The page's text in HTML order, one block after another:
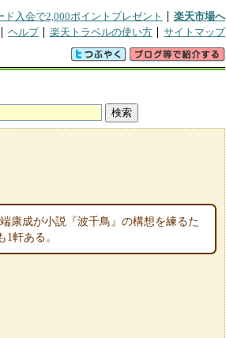
ド入会で2,000ポイントプレゼント
楽天市場へ
ヘルプ 楽天トラベルの使い方 サイトマップ
康成が小説『波千鳥』の構想を練るた
軒ある。